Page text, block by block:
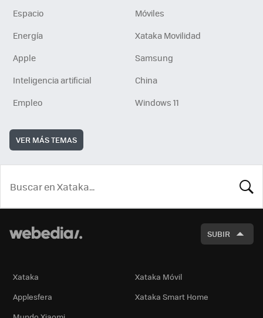
Espacio
Móviles
Energía
Xataka Movilidad
Apple
Samsung
Inteligencia artificial
China
Empleo
Windows 11
VER MÁS TEMAS
SUBIR
Xataka
Xataka Móvil
Applesfera
Xataka Smart Home